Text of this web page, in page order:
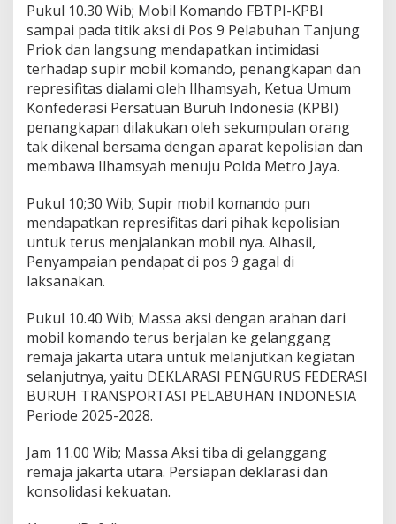
Pukul 10.30 Wib; Mobil Komando FBTPI-KPBI
sampai pada titik aksi di Pos 9 Pelabuhan Tanjung
Priok dan langsung mendapatkan intimidasi
terhadap supir mobil komando, penangkapan dan
represifitas dialami oleh Ilhamsyah, Ketua Umum
Konfederasi Persatuan Buruh Indonesia (KPBI)
penangkapan dilakukan oleh sekumpulan orang
tak dikenal bersama dengan aparat kepolisian dan
membawa Ilhamsyah menuju Polda Metro Jaya.
Pukul 10;30 Wib; Supir mobil komando pun
mendapatkan represifitas dari pihak kepolisian
untuk terus menjalankan mobil nya. Alhasil,
Penyampaian pendapat di pos 9 gagal di
laksanakan.
Pukul 10.40 Wib; Massa aksi dengan arahan dari
mobil komando terus berjalan ke gelanggang
remaja jakarta utara untuk melanjutkan kegiatan
selanjutnya, yaitu DEKLARASI PENGURUS FEDERASI
BURUH TRANSPORTASI PELABUHAN INDONESIA
Periode 2025-2028.
Jam 11.00 Wib; Massa Aksi tiba di gelanggang
remaja jakarta utara. Persiapan deklarasi dan
konsolidasi kekuatan.